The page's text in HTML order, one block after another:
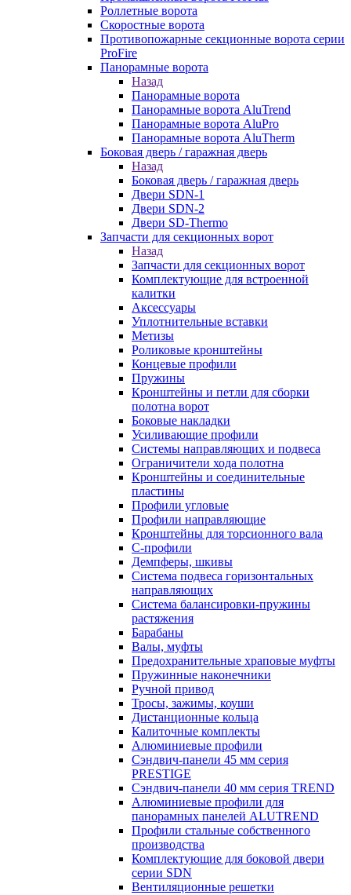
Роллетные ворота
Скоростные ворота
Противопожарные секционные ворота серии
ProFire
Панорамные ворота
Назад
Панорамные ворота
Панорамные ворота AluTrend
Панорамные ворота AluPro
Панорамные ворота AluTherm
Боковая дверь / гаражная дверь
Назад
Боковая дверь / гаражная дверь
Двери SDN-1
Двери SDN-2
Двери SD-Thermo
Запчасти для секционных ворот
Назад
Запчасти для секционных ворот
Комплектующие для встроенной
калитки
Аксессуары
Уплотнительные вставки
Метизы
Роликовые кронштейны
Концевые профили
Пружины
Кронштейны и петли для сборки
полотна ворот
Боковые накладки
Усиливающие профили
Системы направляющих и подвеса
Ограничители хода полотна
Кронштейны и соединительные
пластины
Профили угловые
Профили направляющие
Кронштейны для торсионного вала
С-профили
Демпферы, шкивы
Система подвеса горизонтальных
направляющих
Система балансировки-пружины
растяжения
Барабаны
Валы, муфты
Предохранительные храповые муфты
Пружинные наконечники
Ручной привод
Тросы, зажимы, коуши
Дистанционные кольца
Калиточные комплекты
Алюминиевые профили
Сэндвич-панели 45 мм серия
PRESTIGE
Сэндвич-панели 40 мм серия TREND
Алюминиевые профили для
панорамных панелей ALUTREND
Профили стальные собственного
производства
Комплектующие для боковой двери
серии SDN
Вентиляционные решетки